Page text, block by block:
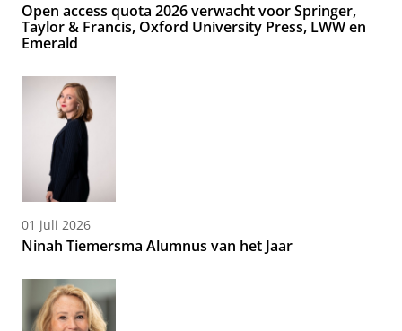
Open access quota 2026 verwacht voor Springer,
Taylor & Francis, Oxford University Press, LWW en
Emerald
01 juli 2026
Ninah Tiemersma Alumnus van het Jaar